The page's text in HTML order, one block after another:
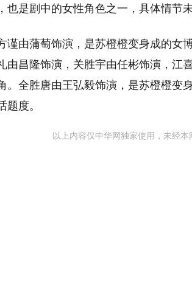
也是剧中的女性角色之一，具体情节未
谨由蒲萄饰演，是苏橙橙变身成的女
由昌隆饰演，关胜宇由任彬饰演，江
。全胜唐由王弘毅饰演，是苏橙橙变
题度。
以上内容仅中华网独家使用，未经